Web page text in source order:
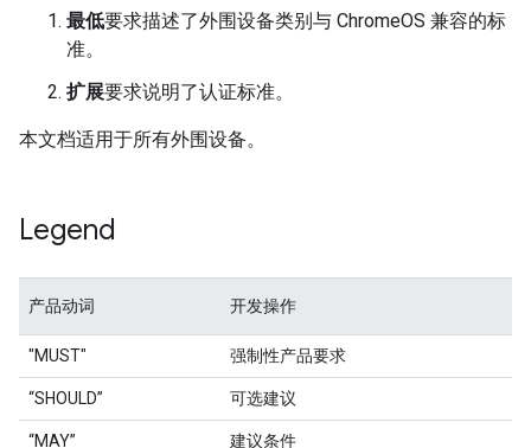
最低要求描述了外围设备类别与 ChromeOS 兼容的标
准。
扩展要求说明了认证标准。
本文档适用于所有外围设备。
Legend
产品动词 开发操作
"MUST" 强制性产品要求
“SHOULD” 可选建议
“MAY” 建议条件